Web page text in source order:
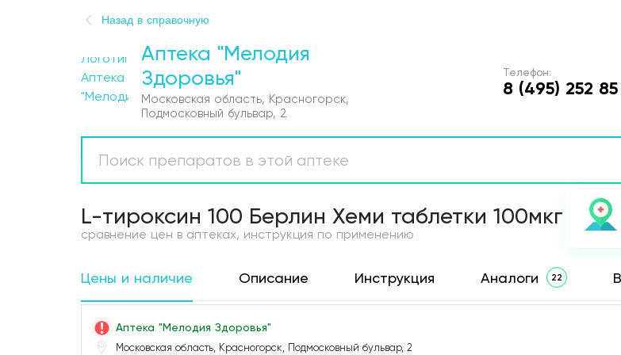
Аптеки
Новости
Препараты
О проекте
Обратная связь
Назад в справочную
Аптека "Мелодия
Здоровья"
Московская область, Красногорск,
Подмосковный бульвар, 2
Телефон:
8 (495) 252
L-тироксин 100 Берлин Хеми таблетки 100мкг
сравнение цен в аптеках, инструкция по применению
Цены и наличие Описание Инструкция Аналоги 22
Аптека "Мелодия Здоровья"
Московская область, Красногорск, Подмосковный бульвар, 2